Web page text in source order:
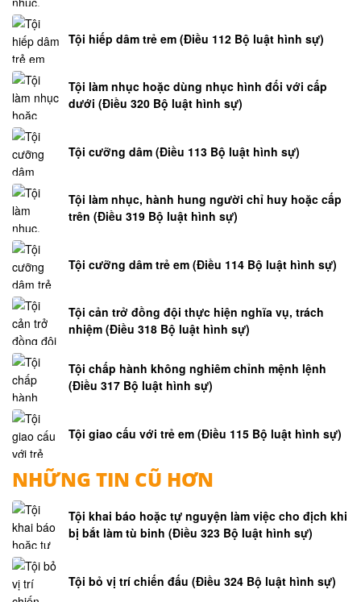
Tội hiếp dâm trẻ em (Điều 112 Bộ luật hình sự)
Tội làm nhục hoặc dùng nhục hình đối với cấp
dưới (Điều 320 Bộ luật hình sự)
Tội cưỡng dâm (Điều 113 Bộ luật hình sự)
Tội làm nhục, hành hung người chỉ huy hoặc cấp
trên (Điều 319 Bộ luật hình sự)
Tội cưỡng dâm trẻ em (Điều 114 Bộ luật hình sự)
Tội cản trở đồng đội thực hiện nghĩa vụ, trách
nhiệm (Điều 318 Bộ luật hình sự)
Tội chấp hành không nghiêm chỉnh mệnh lệnh
(Điều 317 Bộ luật hình sự)
Tội giao cấu với trẻ em (Điều 115 Bộ luật hình sự)
NHỮNG TIN CŨ HƠN
Tội khai báo hoặc tự nguyện làm việc cho địch khi
bị bắt làm tù binh (Điều 323 Bộ luật hình sự)
Tội bỏ vị trí chiến đấu (Điều 324 Bộ luật hình sự)